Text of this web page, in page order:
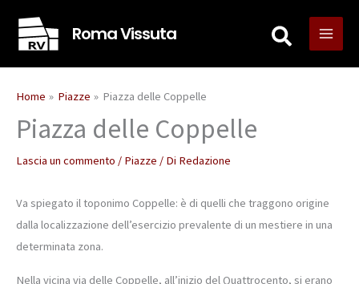
contenuto
Roma Vissuta
Home Piazze Piazza delle Coppelle
Piazza delle Coppelle
Lascia un commento / Piazze / Di Redazione
Va spiegato il toponimo Coppelle: è di quelli che traggono origine
dalla localizzazione dell’esercizio prevalente di un mestiere in una
determinata zona.
Nella vicina via delle Coppelle, all’inizio del Quattrocento, si erano